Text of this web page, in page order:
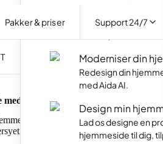
Pakker & priser Support 24/7
Lav din egen
Moderniser din
Redesign din
med Aida AI.
Design min
Lad os designe en
hjemmeside til dig,
one.com Website Builder GPT
på få sekunder med vores
‘GPT’ til vores Hjemmesideprogram.